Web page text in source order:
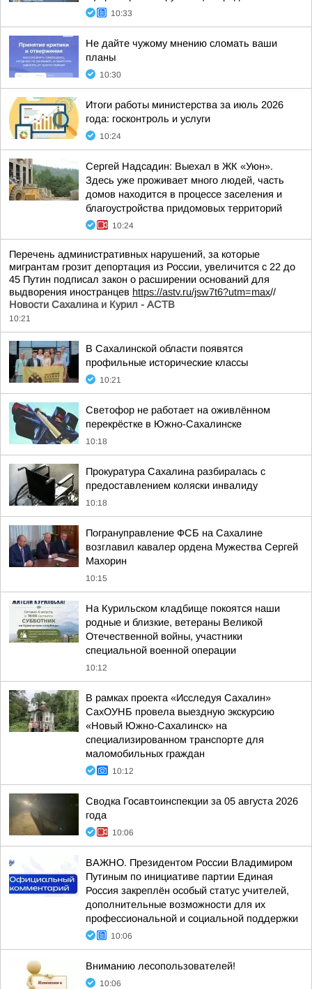
10:33
Не дайте чужому мнению сломать ваши
планы
10:30
Итоги работы министерства за июль 2026
года: госконтроль и услуги
10:24
Сергей Надсадин: Выехал в ЖК «Уюн».
Здесь уже проживает много людей, часть
домов находится в процессе заселения и
благоустройства придомовых территорий
10:24
Перечень административных нарушений, за которые
мигрантам грозит депортация из России, увеличится с 22 до
45 Путин подписал закон о расширении оснований для
выдворения иностранцев https://astv.ru/jsw7t6?utm=max//
Новости Сахалина и Курил - АСТВ
10:21
В Сахалинской области появятся
профильные исторические классы
10:21
Светофор не работает на оживлённом
перекрёстке в Южно-Сахалинске
10:18
Прокуратура Сахалина разбиралась с
предоставлением коляски инвалиду
10:18
Погрануправление ФСБ на Сахалине
возглавил кавалер ордена Мужества Сергей
Махорин
10:15
На Курильском кладбище покоятся наши
родные и близкие, ветераны Великой
Отечественной войны, участники
специальной военной операции
10:12
В рамках проекта «Исследуя Сахалин»
СахОУНБ провела выездную экскурсию
«Новый Южно-Сахалинск» на
специализированном транспорте для
маломобильных граждан
10:12
Сводка Госавтоинспекции за 05 августа 2026
года
10:06
ВАЖНО. Президентом России Владимиром
Путиным по инициативе партии Единая
Россия закреплён особый статус учителей,
дополнительные возможности для их
профессиональной и социальной поддержки
10:06
Вниманию лесопользователей!
10:06